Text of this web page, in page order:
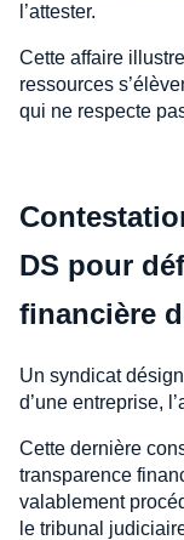
l’attester.
Cette affaire
ressources
qui ne respecte
DS pour
financière
Un syndicat
d’une entreprise,
Cette dernière
transparence
valablement
le tribunal